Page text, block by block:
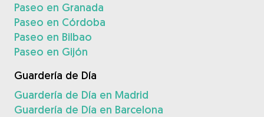
Paseo en Granada
Paseo en Córdoba
Paseo en Bilbao
Paseo en Gijón
Guardería de Día
Guardería de Día en Madrid
Guardería de Día en Barcelona